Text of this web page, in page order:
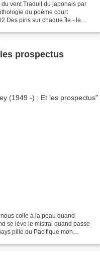
vent Traduit du japonais par
du poème court
Des pins sur chaque île - le
prospectus
colle à la peau quand
se lève le mistral quand passe
pillé du Pacifique mon